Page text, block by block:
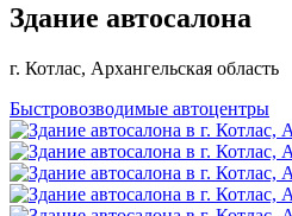
Здание автосалона
г. Котлас, Архангельская область
Быстровозводимые автоцентры